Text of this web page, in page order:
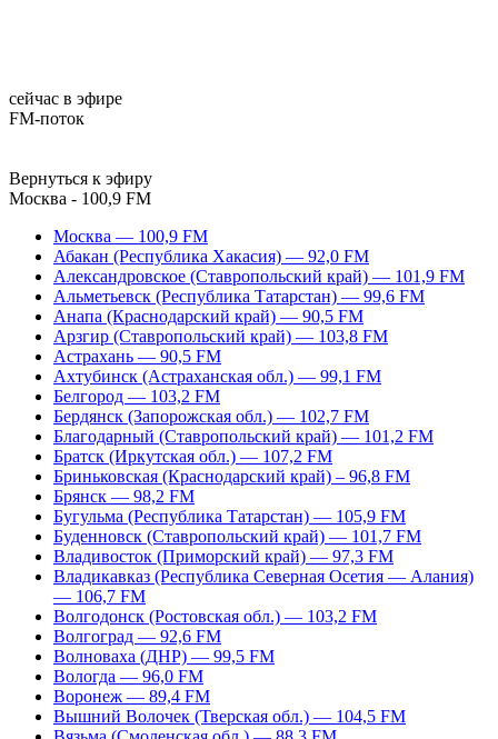
сейчас в эфире
FM-поток
Вернуться к эфиру
Москва - 100,9 FM
Москва — 100,9 FM
Абакан (Республика Хакасия) — 92,0 FM
Александровское (Ставропольский край) — 101,9 FM
Альметьевск (Республика Татарстан) — 99,6 FM
Анапа (Краснодарский край) — 90,5 FM
Арзгир (Ставропольский край) — 103,8 FM
Астрахань — 90,5 FM
Ахтубинск (Астраханская обл.) — 99,1 FM
Белгород — 103,2 FM
Бердянск (Запорожская обл.) — 102,7 FM
Благодарный (Ставропольский край) — 101,2 FM
Братск (Иркутская обл.) — 107,2 FM
Бриньковская (Краснодарский край) – 96,8 FM
Брянск — 98,2 FM
Бугульма (Республика Татарстан) — 105,9 FM
Буденновск (Ставропольский край) — 101,7 FM
Владивосток (Приморский край) — 97,3 FM
Владикавказ (Республика Северная Осетия — Алания)
— 106,7 FM
Волгодонск (Ростовская обл.) — 103,2 FM
Волгоград — 92,6 FM
Волноваха (ДНР) — 99,5 FM
Вологда — 96,0 FM
Воронеж — 89,4 FM
Вышний Волочек (Тверская обл.) — 104,5 FM